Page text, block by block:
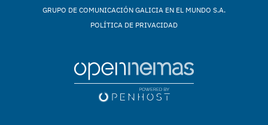
GRUPO DE COMUNICACIÓN GALICIA EN EL MUNDO S.A.
POLÍTICA DE PRIVACIDAD